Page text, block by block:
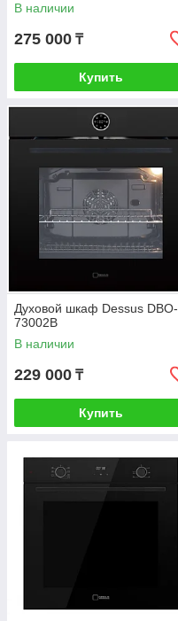
В наличии
275 000 ₸
Купить
Духовой шкаф Dessus DBO-
73002B
В наличии
229 000 ₸
Купить